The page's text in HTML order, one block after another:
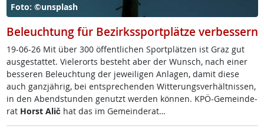
Foto: ©unsplash
Beleuchtung für Bezirkssportplätze verbessern
19-06-26 Mit über 300 öf­f­ent­li­chen Sport­plät­zen ist Graz gut
aus­ge­stat­tet. Vie­ler­orts be­steht aber der Wunsch, nach ei­ner
bes­se­ren Be­leuch­tung der je­wei­li­gen An­la­gen, da­mit die­se
auch ganz­jäh­rig, bei ent­sp­re­chen­den Wit­te­rungs­ver­hält­nis­sen,
in den Abend­stun­den ge­nutzt wer­den kön­nen. KPÖ-Ge­mein­de­
rat Horst Alič hat das im Ge­mein­de­rat…